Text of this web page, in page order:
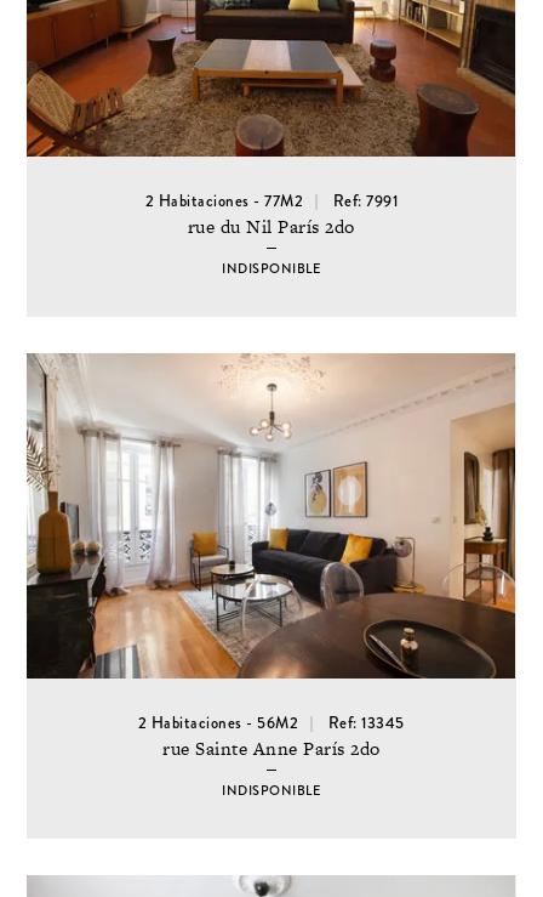
2 Habitaciones - 77M2 Ref: 7991
rue du Nil París 2do
INDISPONIBLE
2 Habitaciones - 56M2 Ref: 13345
rue Sainte Anne París 2do
INDISPONIBLE